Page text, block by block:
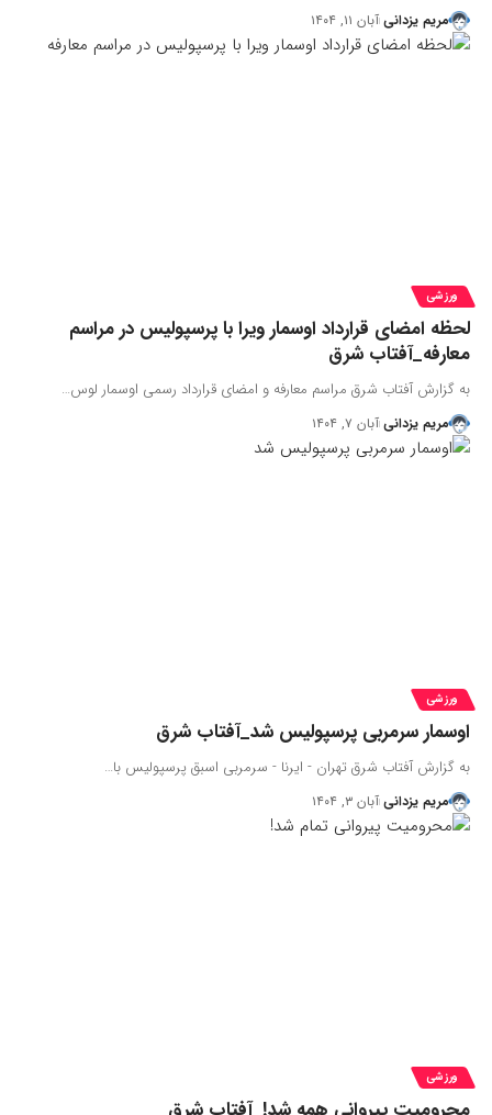
مریم یزدانی آبان ۱۱, ۱۴۰۴
ورزشی
لحظه امضای قرارداد اوسمار ویرا با پرسپولیس در مراسم
معارفه_آفتاب شرق
به گزارش آفتاب شرق مراسم معارفه و امضای قرارداد رسمی اوسمار لوس…
مریم یزدانی آبان ۷, ۱۴۰۴
ورزشی
اوسمار سرمربی پرسپولیس شد_آفتاب شرق
به گزارش آفتاب شرق تهران - ایرنا - سرمربی اسبق پرسپولیس با…
مریم یزدانی آبان ۳, ۱۴۰۴
ورزشی